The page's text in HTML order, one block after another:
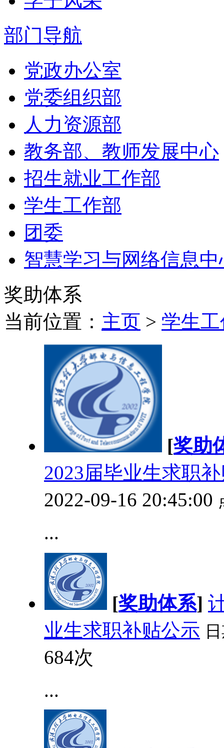
部门导航
党政办公室
党委组织部
人力资源部
教务部、教师发展中心
招生就业工作部
学生工作部
团委
智慧学习与网络信息中
奖助体系
当前位置： 主页 > 学生
[奖助
2023届毕业生求职
2022-09-16 20:45:00
...
[奖助体系]
业生求职补贴公示
684次
...